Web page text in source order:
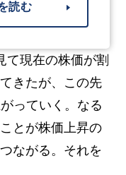
読む
現在の株価が割
きたが、この先
っていく。なる
とが株価上昇の
ながる。それを